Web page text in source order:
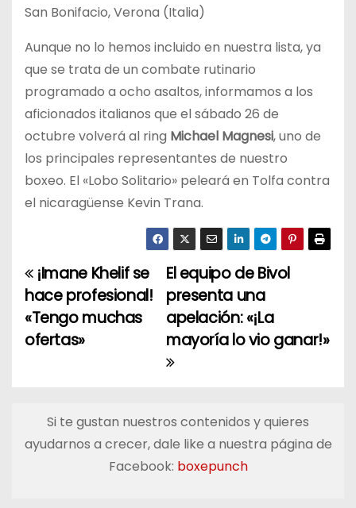
San Bonifacio, Verona (Italia)
Aunque no lo hemos incluido en nuestra lista, ya
que se trata de un combate rutinario
programado a ocho asaltos, informamos a los
aficionados italianos que el sábado 26 de
octubre volverá al ring Michael Magnesi, uno de
los principales representantes de nuestro
boxeo. El «Lobo Solitario» peleará en Tolfa contra
el nicaragüense Kevin Trana.
N
a
v
a
El equipo de Bivol
presenta una
apelación: «¡La
mayoría lo vio ganar!»
¡Imane Khelif se
hace profesional!
«Tengo muchas
ofertas»
Si te gustan nuestros contenidos y quieres
ayudarnos a crecer, dale like a nuestra página de
Facebook: boxepunch